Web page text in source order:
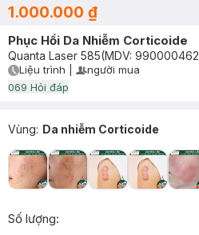
1.000.000 ₫
Phục Hồi Da Nhiễm Corticoide
Quanta Laser 585(MDV: 990000462
Timer Gray Icon
Liệu trình User Product Icon
người mua
069 Hỏi đáp
Vùng: Da nhiễm Corticoide
Số lượng: